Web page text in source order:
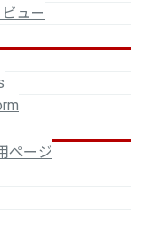
ュー
ページ